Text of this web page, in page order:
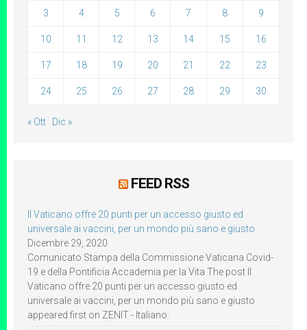
3 4 5 6 7 8 9
10 11 12 13 14 15 16
17 18 19 20 21 22 23
24 25 26 27 28 29 30
« Ott Dic »
FEED RSS
Il Vaticano offre 20 punti per un accesso giusto ed
universale ai vaccini, per un mondo più sano e giusto
Dicembre 29, 2020
Comunicato Stampa della Commissione Vaticana Covid-
19 e della Pontificia Accademia per la Vita The post Il
Vaticano offre 20 punti per un accesso giusto ed
universale ai vaccini, per un mondo più sano e giusto
appeared first on ZENIT - Italiano.